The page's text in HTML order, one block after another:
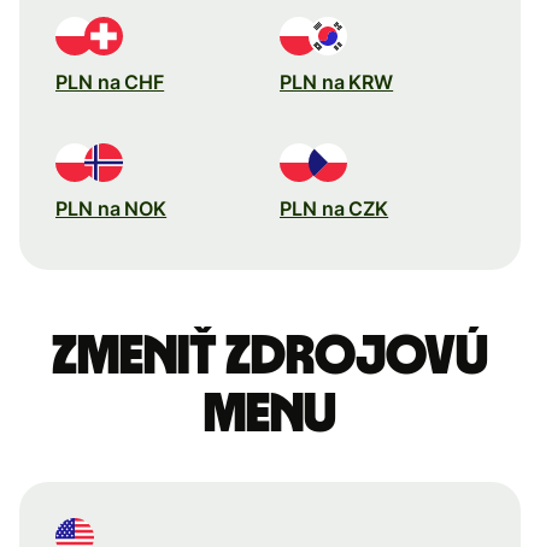
PLN na CHF PLN na KRW
PLN na NOK PLN na CZK
Zmeniť zdrojovú
menu